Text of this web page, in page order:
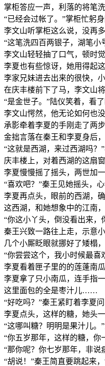
掌柜答应一声，利落的将笔
“已经会过帐了。”掌柜忙躬身
李文山听掌柜这么说，没再
“这笔洗四百两银子，湖笔小
李文山轻轻抽了口气，顿时
李夏也有些惊讶，她用得起
李家兄妹进去出来的很快，
在庆丰楼前下了马，李文山
“是金世子。”陆仪笑着，看
李文山愕然，他无论如何也
承影牵着李夏的手刚走了两
金拙言落在秦王和李夏身后
“这就是西湖，来过西湖吗？
庆丰楼上，对着西湖的这扇
李夏慢慢摇了摇头，两世加
“喜欢吧？”秦王见她摇头，
李夏再点头，眼前的西湖，
这西湖，和她想象中的江南
“你这小丫头，倒没看出来
秦王兴致一路往上走，示意
几个小厮眨眼就挪好了矮榻
“你尝尝这个，我小时候最喜
李夏看着匣子里的的莲蓬南
李夏拿了只小南瓜，连手指
这里面包的全是枣汁儿……
“好吃吗？”秦王紧盯着李夏问
李夏点头，这样的糖，她
“这哪叫糖？明明是果汁儿。
“你五岁那年，这样的糖，你
“那你呢？你七岁那年，非说
“胡说！”秦王简直要跳起来